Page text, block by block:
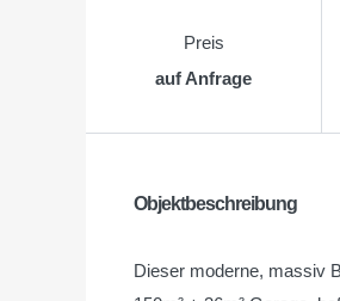
Preis
auf Anfrage
Objektbeschreibung
Dieser moderne, massiv